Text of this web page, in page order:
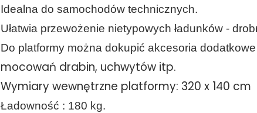
Idealna do samochodów technicznych.
Ułatwia przewożenie nietypowych ładunków -
Do platformy można dokupić akcesoria
mocowań drabin, uchwytów itp.
Wymiary wewnętrzne platformy: 320 x 140 cm
Ładowność : 180 kg.